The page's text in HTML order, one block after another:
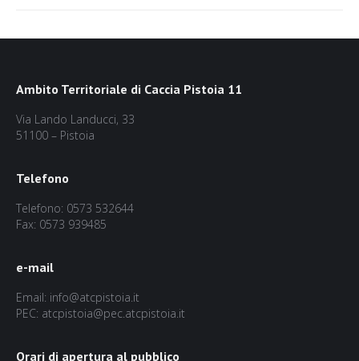
Ambito Territoriale di Caccia Pistoia 11
Via Lando Landucci, 33
51100 – Pistoia
Telefono
Telefono: 0573 532644
Fax: 0573 939485
e-mail
Email: info@atcpistoia.it
PEC: atcpistoia@pec.atcpistoia.it
Orari di apertura al pubblico